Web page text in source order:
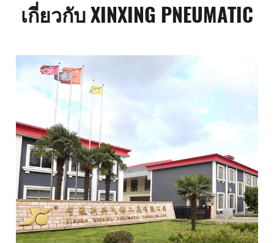
เกี่ยวกับ XINXING PNEUMATIC